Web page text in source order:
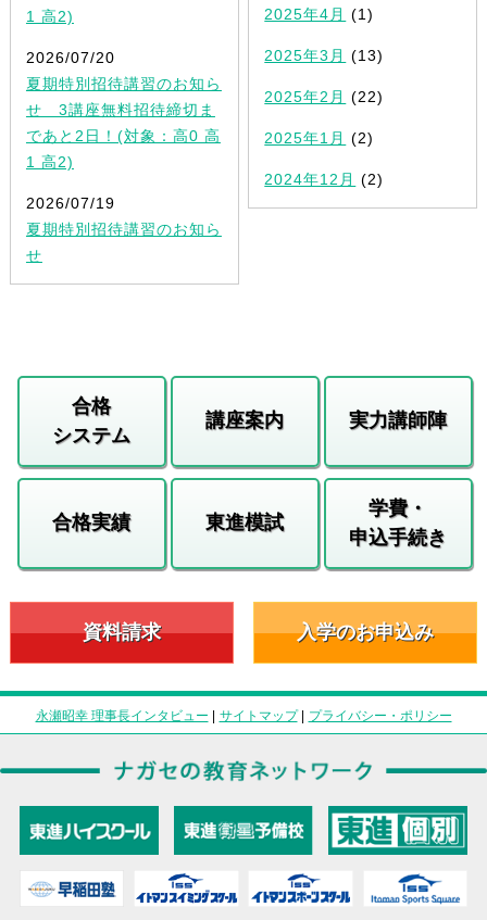
1 高2)
2026/07/20
夏期特別招待講習のお知ら
せ 3講座無料招待締切ま
であと2日！(対象：高0 高
1 高2)
2026/07/19
夏期特別招待講習のお知ら
せ
2025年4月 (1)
2025年3月 (13)
2025年2月 (22)
2025年1月 (2)
2024年12月 (2)
合格
システム
講座案内 実力講師陣
合格実績 東進模試
学費・
申込手続き
資料請求 入学のお申込み
永瀬昭幸 理事長インタビュー | サイトマップ| プライバシー・ポリシー